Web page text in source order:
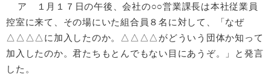
ア １月１７日の午後、会社の○○営業課長は本社従業員
控室に来て、その場にいた組合員８名に対して、「なぜ
△△△△に加入したのか。△△△△がどういう団体か知って
加入したのか。君たちもとんでもない目にあうぞ。」と発言
した。